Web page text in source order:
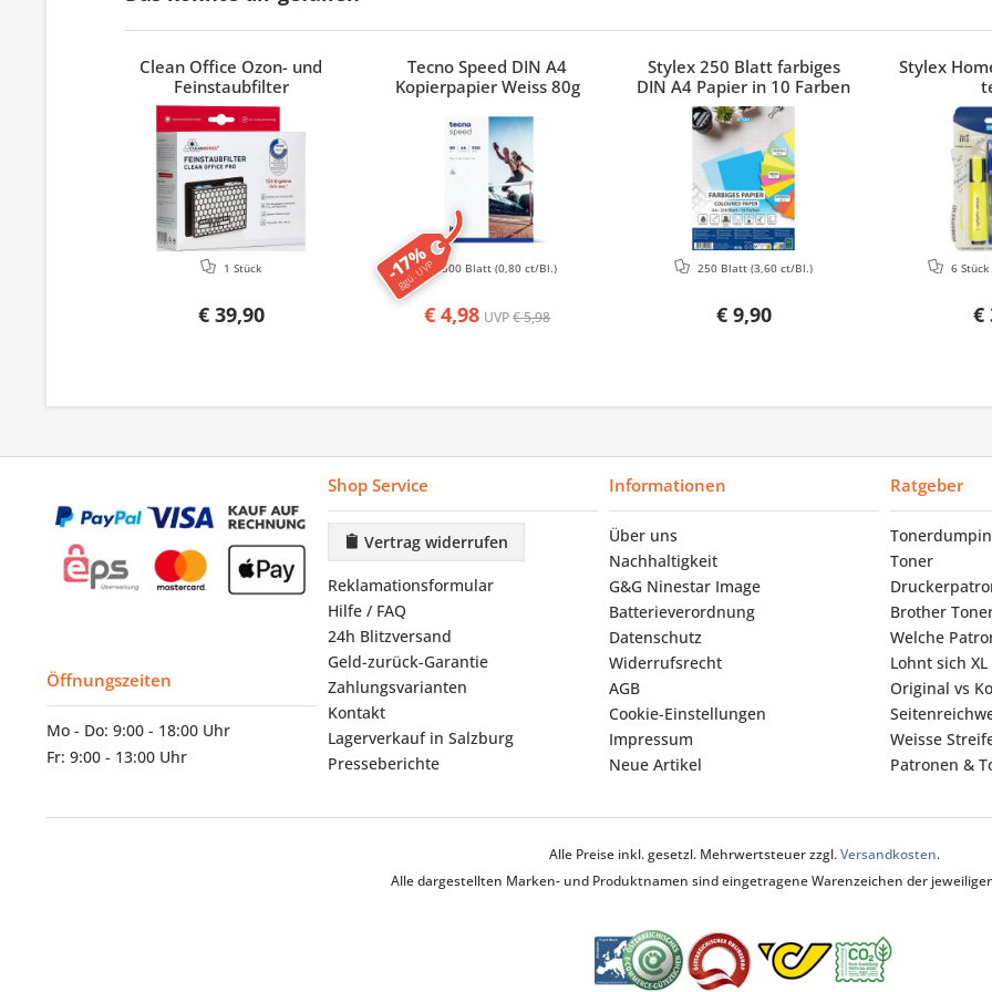
Clean Office Ozon- und
Feinstaubfilter
€ 39,90
1 Stück -17%
ggü. UVP
Tecno Speed DIN A4
Kopierpapier Weiss 80g
€ 4,98 UVP€ 5,98
500 Blatt (0,80 ct/Bl.)
Stylex 250 Blatt farbiges
DIN A4 Papier in 10 Farben
€ 9,90
250 Blatt(3,60 ct/Bl.)
Stylex
€
6
Öffnungszeiten
Mo - Do: 9:00 - 18:00 Uhr
Fr: 9:00 - 13:00 Uhr
Shop Service
Vertrag widerrufen
Reklamationsformular
Hilfe / FAQ
24h Blitzversand
Geld-zurück-Garantie
Zahlungsvarianten
Kontakt
Lagerverkauf in Salzburg
Presseberichte
Informationen
Über uns
Nachhaltigkeit
G&G Ninestar Image
Batterieverordnung
Datenschutz
Widerrufsrecht
AGB
Cookie-Einstellungen
Impressum
Neue Artikel
Ratgeber
Toner
Brother
Welche
Lohnt sich XL
Original vs
Weisse
Patronen &
Alle Preise inkl. gesetzl. Mehrwertsteuer zzgl.Versandkosten.
Alle dargestellten Marken- und Produktnamen sind eingetragene Warenzeichen der